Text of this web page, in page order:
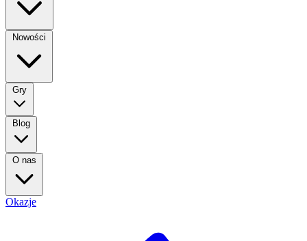
Nowości
Gry
Blog
O nas
Okazje